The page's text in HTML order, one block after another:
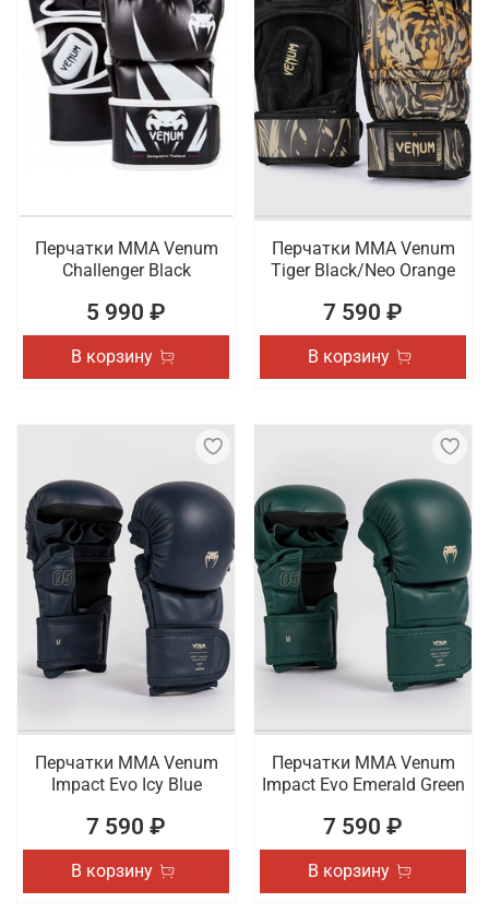
Перчатки ММА Venum
Challenger Black
5 990 ₽
В корзину
Перчатки ММА Venum
Tiger Black/Neo Orange
7 590 ₽
В корзину
Перчатки ММА Venum
Impact Evo Icy Blue
7 590 ₽
В корзину
Перчатки ММА Venum
Impact Evo Emerald Green
7 590 ₽
В корзину